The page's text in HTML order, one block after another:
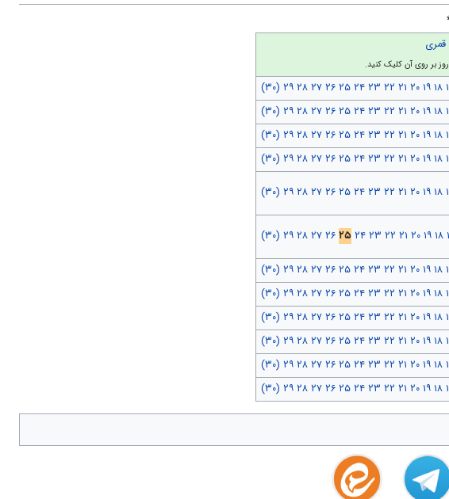
بر روی آن کلیک کنید.
۱۸ ۱۹ ۲۰ ۲۱ ۲۲ ۲۳ ۲۴ ۲۵ ۲۶ ۲۷ ۲۸ ۲۹ (۳۰)
۱۸ ۱۹ ۲۰ ۲۱ ۲۲ ۲۳ ۲۴ ۲۵ ۲۶ ۲۷ ۲۸ ۲۹ (۳۰)
۱۸ ۱۹ ۲۰ ۲۱ ۲۲ ۲۳ ۲۴ ۲۵ ۲۶ ۲۷ ۲۸ ۲۹ (۳۰)
۱۸ ۱۹ ۲۰ ۲۱ ۲۲ ۲۳ ۲۴ ۲۵ ۲۶ ۲۷ ۲۸ ۲۹ (۳۰)
۱۸ ۱۹ ۲۰ ۲۱ ۲۲ ۲۳ ۲۴ ۲۵ ۲۶ ۲۷ ۲۸ ۲۹ (۳۰)
۱۸ ۱۹ ۲۰ ۲۱ ۲۲ ۲۳ ۲۴ ۲۵ ۲۶ ۲۷ ۲۸ ۲۹ (۳۰)
۱۸ ۱۹ ۲۰ ۲۱ ۲۲ ۲۳ ۲۴ ۲۵ ۲۶ ۲۷ ۲۸ ۲۹ (۳۰)
۱۸ ۱۹ ۲۰ ۲۱ ۲۲ ۲۳ ۲۴ ۲۵ ۲۶ ۲۷ ۲۸ ۲۹ (۳۰)
۱۸ ۱۹ ۲۰ ۲۱ ۲۲ ۲۳ ۲۴ ۲۵ ۲۶ ۲۷ ۲۸ ۲۹ (۳۰)
۱۸ ۱۹ ۲۰ ۲۱ ۲۲ ۲۳ ۲۴ ۲۵ ۲۶ ۲۷ ۲۸ ۲۹ (۳۰)
۱۸ ۱۹ ۲۰ ۲۱ ۲۲ ۲۳ ۲۴ ۲۵ ۲۶ ۲۷ ۲۸ ۲۹ (۳۰)
۱۸ ۱۹ ۲۰ ۲۱ ۲۲ ۲۳ ۲۴ ۲۵ ۲۶ ۲۷ ۲۸ ۲۹ (۳۰)